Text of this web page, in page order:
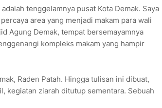
tenggelamnya pusat Kota Demak. Saya
area yang menjadi makam para wali
Agung Demak, tempat bersemayamnya
kompleks makam yang hampir
Raden Patah. Hingga tulisan ini dibuat,
kegiatan ziarah ditutup sementara. Sebuah